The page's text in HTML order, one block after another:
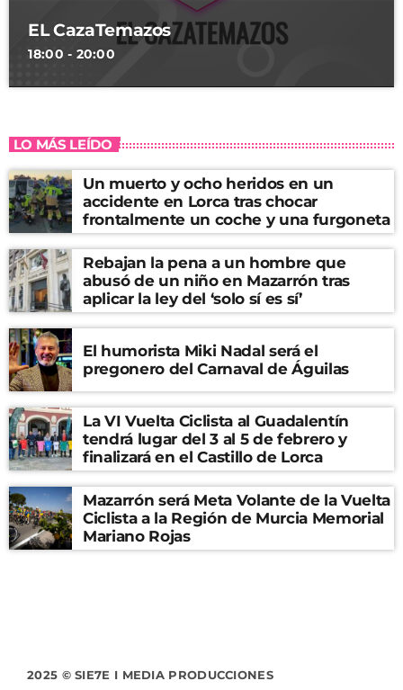
EL CazaTemazos
18:00 - 20:00
LO MÁS LEÍDO
Un muerto y ocho heridos en un
accidente en Lorca tras chocar
frontalmente un coche y una furgoneta
Rebajan la pena a un hombre que
abusó de un niño en Mazarrón tras
aplicar la ley del ‘solo sí es sí’
El humorista Miki Nadal será el
pregonero del Carnaval de Águilas
La VI Vuelta Ciclista al Guadalentín
tendrá lugar del 3 al 5 de febrero y
finalizará en el Castillo de Lorca
Mazarrón será Meta Volante de la Vuelta
Ciclista a la Región de Murcia Memorial
Mariano Rojas
2025 © SIE7E I MEDIA PRODUCCIONES